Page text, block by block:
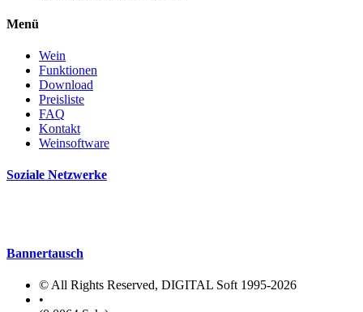
Menü
Wein
Funktionen
Download
Preisliste
FAQ
Kontakt
Weinsoftware
Soziale Netzwerke
Bannertausch
© All Rights Reserved, DIGITAL Soft 1995-2026
•